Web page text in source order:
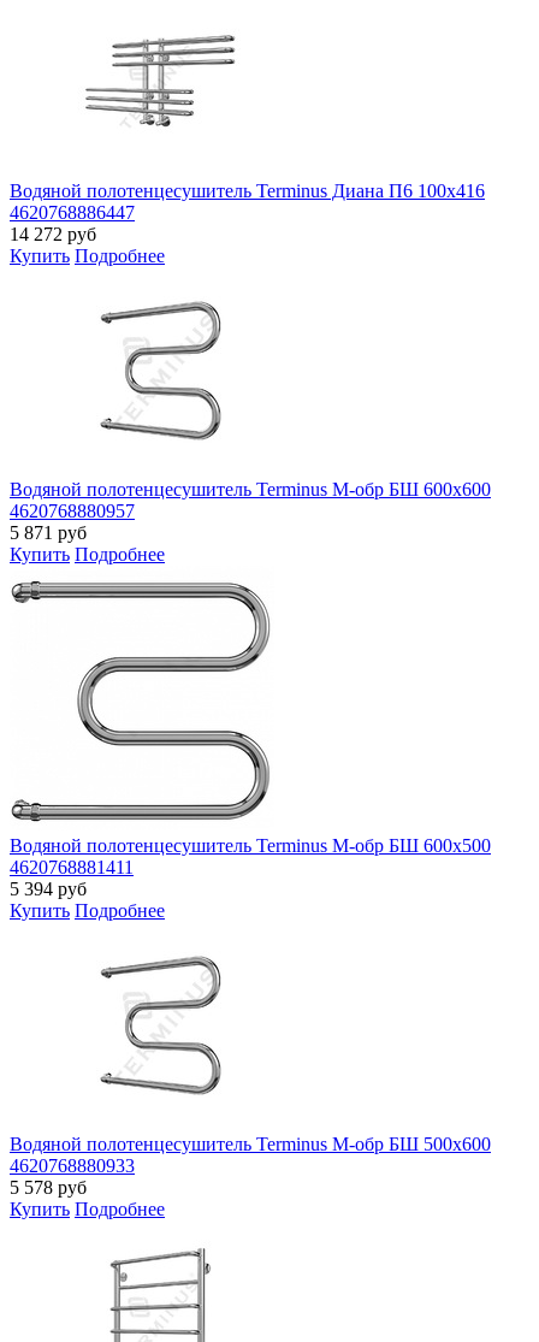
Водяной полотенцесушитель Terminus Диана П6 100х416
4620768886447
14 272 руб
Купить Подробнее
Водяной полотенцесушитель Terminus М-обр БШ 600х600
4620768880957
5 871 руб
Купить Подробнее
Водяной полотенцесушитель Terminus М-обр БШ 600х500
4620768881411
5 394 руб
Купить Подробнее
Водяной полотенцесушитель Terminus М-обр БШ 500х600
4620768880933
5 578 руб
Купить Подробнее